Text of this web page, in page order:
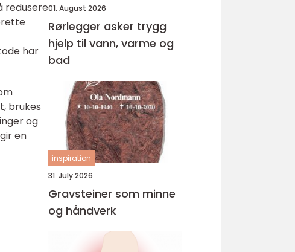
redusere
har
brukes
og
en
01. August 2026
Rørlegger asker trygg
hjelp til vann, varme og
bad
inspiration
31. July 2026
Gravsteiner som minne
og håndverk